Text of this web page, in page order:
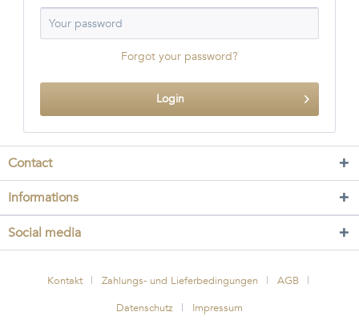
Forgot your password?
Login
Contact
Informations
Social media
Kontakt Zahlungs- und Lieferbedingungen
AGB
Datenschutz
Impressum